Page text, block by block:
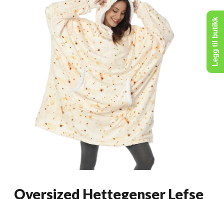
Oversized Hettegenser Lefse
Legg til butikk